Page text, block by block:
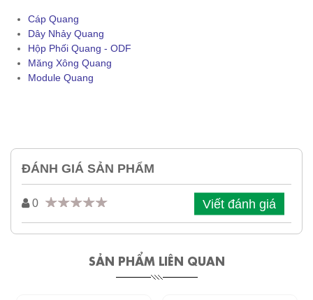
Cáp Quang
Dây Nhảy Quang
Hộp Phối Quang - ODF
Măng Xông Quang
Module Quang
ĐÁNH GIÁ SẢN PHẨM
0 Viết đánh giá
SẢN PHẨM LIÊN QUAN